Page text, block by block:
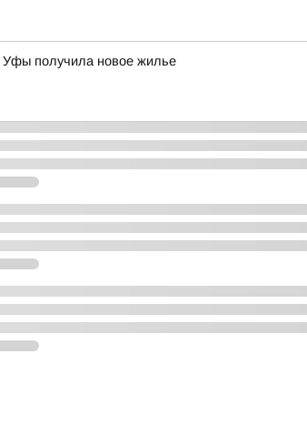
получила новое жилье